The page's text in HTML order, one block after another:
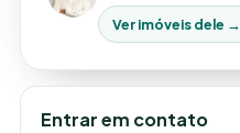
Ver imóveis dele →
Entrar em contato